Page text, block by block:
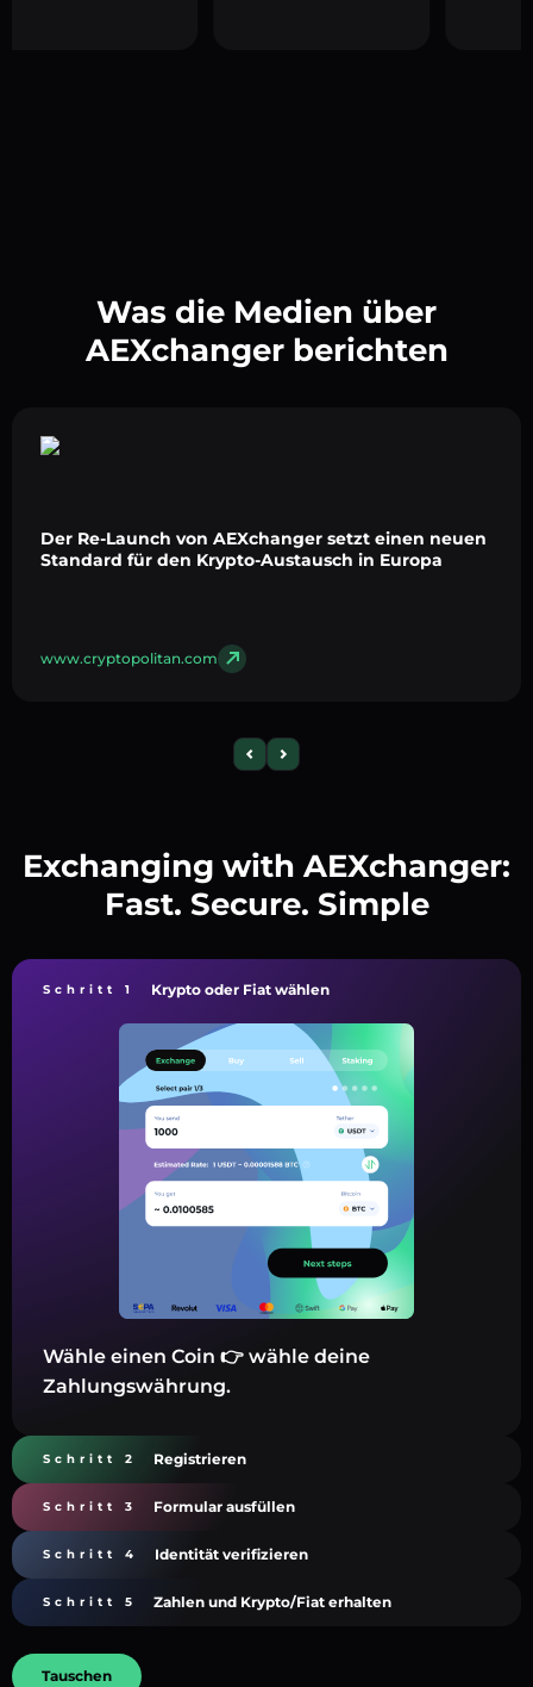
Was die Medien über
AEXchanger berichten
Der Re-Launch von AEXchanger setzt einen neuen
Standard für den Krypto-Austausch in Europa
www.cryptopolitan.com
Exchanging with AEXchanger:
Fast. Secure. Simple
Schritt 1 Krypto oder Fiat wählen
Wähle einen Coin 👉 wähle deine
Zahlungswährung.
Schritt 2 Registrieren
Schritt 3 Formular ausfüllen
Schritt 4 Identität verifizieren
Schritt 5 Zahlen und Krypto/Fiat erhalten
Tauschen